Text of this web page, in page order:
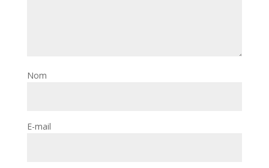
Nom
E-mail